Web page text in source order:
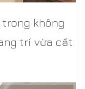
không
trí vừa cất